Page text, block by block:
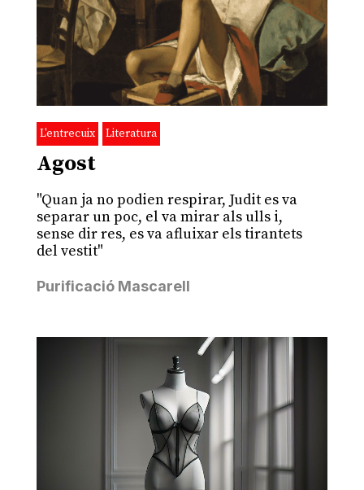
L'entrecuix Literatura
Agost
"Quan ja no podien respirar, Judit es va
separar un poc, el va mirar als ulls i,
sense dir res, es va afluixar els tirantets
del vestit"
Purificació Mascarell